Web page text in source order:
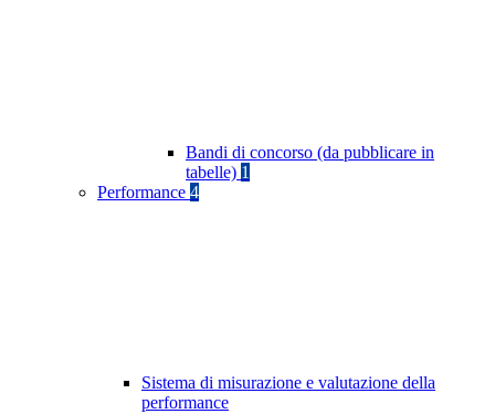
Bandi di concorso (da pubblicare in
tabelle) 1
Performance 4
Sistema di misurazione e valutazione della
performance